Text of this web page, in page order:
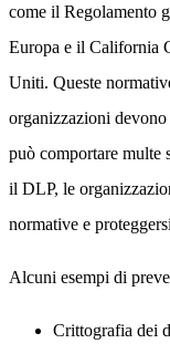
come il Regolamento
Europa e il California
Uniti. Queste
organizzazioni
può comportare multe
il DLP, le
normative e
Alcuni esempi di
Crittografia dei